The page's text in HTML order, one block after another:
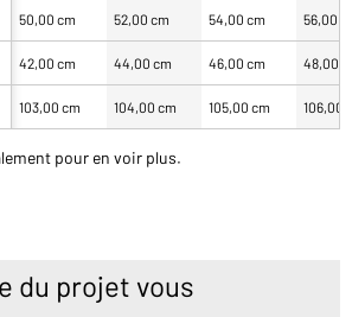
50,00 cm 52,00 cm 54,00 cm 56,00
42,00 cm 44,00 cm 46,00 cm 48,00
103,00 cm 104,00 cm 105,00 cm 106,00
pour en voir plus.
du projet vous